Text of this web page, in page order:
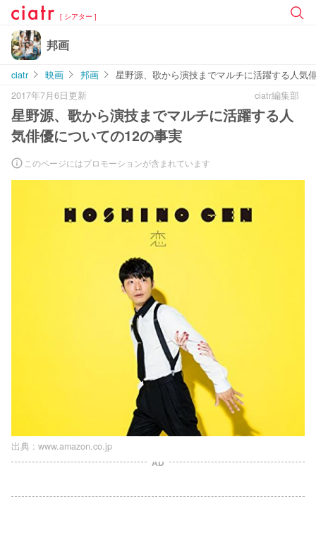
[ シアター ]
邦画
ciatr 映画 邦画
星野源、歌から演技までマルチに活躍する人気
2017年7月6日更新
ciatr編集部
星野源、歌から演技までマルチに活躍する人
気俳優についての12の事実
このページにはプロモーションが含まれています
出典 : www.amazon.co.jp
AD